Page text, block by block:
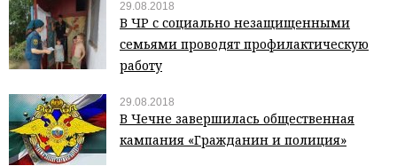
29.08.2018
В ЧР с социально незащищенными
семьями проводят профилактическую
работу
29.08.2018
В Чечне завершилась общественная
кампания «Гражданин и полиция»